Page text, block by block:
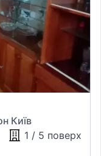
Київ
1 / 5 поверх